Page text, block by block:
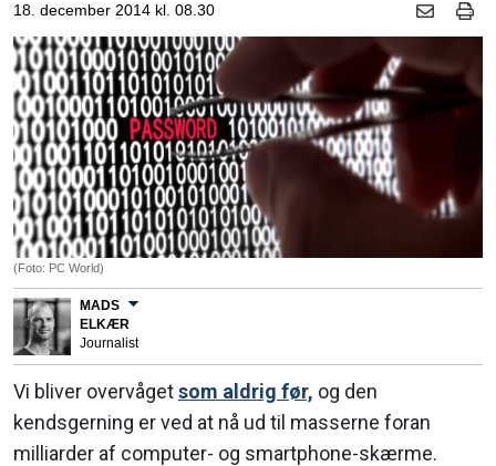
18. december 2014 kl. 08.30
(Foto: PC World)
MADS
ELKÆR
Journalist
Vi bliver overvågetsom aldrig før, og den
kendsgerning er ved at nå ud til masserne foran
milliarder af computer- og smartphone-skærme.